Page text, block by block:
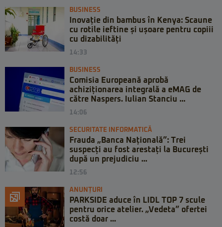
BUSINESS
Inovație din bambus în Kenya: Scaune
cu rotile ieftine și ușoare pentru copiii
cu dizabilități
14:33
BUSINESS
Comisia Europeană aprobă
achiziționarea integrală a eMAG de
către Naspers. Iulian Stanciu ...
14:06
SECURITATE INFORMATICĂ
Frauda „Banca Națională”: Trei
suspecți au fost arestați la București
după un prejudiciu ...
12:56
ANUNȚURI
PARKSIDE aduce în LIDL TOP 7 scule
pentru orice atelier. „Vedeta” ofertei
costă doar ...